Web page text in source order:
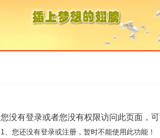
您没有登录或者您没有权限访问此页面，
1、您还没有登录或注册，暂时不能使用此功能！